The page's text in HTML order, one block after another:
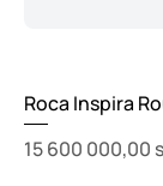
Roca Inspira
Price
15 600 000,00